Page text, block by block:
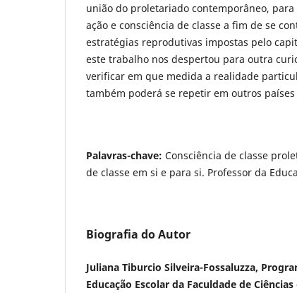
união do proletariado contemporâneo,
ação e consciência de classe a fim de se
estratégias reprodutivas impostas pelo
este trabalho nos despertou para outra
verificar em que medida a realidade
também poderá se repetir em outros
Palavras-chave: Consciência de classe
de classe em si e para si. Professor da
Biografia do Autor
Juliana Tiburcio Silveira-Fossaluzza,
Educação Escolar da Faculdade de